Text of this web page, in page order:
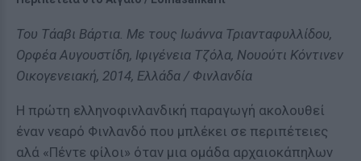
Του Τάαβι Βάρτια. Με τους Ιωάννα Τριανταφυλλίδου,
Ορφέα Αυγουστίδη, Ιφιγένεια Τζόλα, Νουούτι Κόντινεν
Οικογενειακή, 2014, Ελλάδα / Φινλανδία
Η πρώτη ελληνοφινλανδική παραγωγή ακολουθεί
έναν νεαρό Φινλανδό που μπλέκει σε περιπέτειες
αλά «Πέντε φίλοι» όταν μια ομάδα αρχαιοκάπηλων